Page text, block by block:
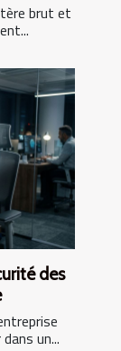
brut et
des
un...